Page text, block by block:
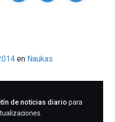
en Naukas
de noticias diario para